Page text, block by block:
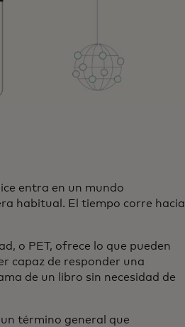
entra en un mundo
habitual. El tiempo corre hacia
o PET, ofrece lo que pueden
capaz de responder una
de un libro sin necesidad de
un término general que